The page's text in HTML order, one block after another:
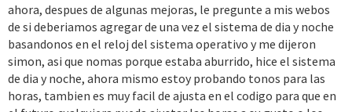
ahora, despues de algunas mejoras, le pregunte a mis webos
de si deberiamos agregar de una vez el sistema de dia y noche
basandonos en el reloj del sistema operativo y me dijeron
simon, asi que nomas porque estaba aburrido, hice el sistema
de dia y noche, ahora mismo estoy probando tonos para las
horas, tambien es muy facil de ajusta en el codigo para que en